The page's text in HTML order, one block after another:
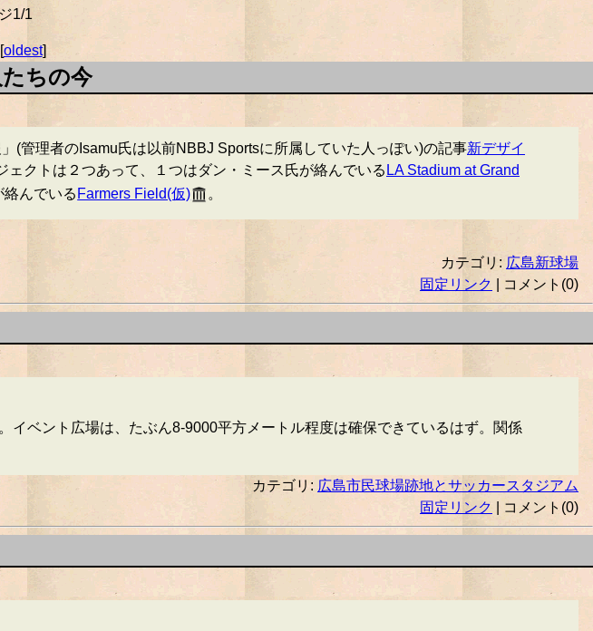
1/1
oldest]
ちの今
(管理者のIsamu氏は以前NBBJ Sportsに所属していた人っぽい)の記事新デザイ
クトは２つあって、１つはダン・ミース氏が絡んでいる LA Stadium at Grand
絡んでいる Farmers Field(仮) 。
カテゴリ: 広島新球場
固定リンク
| コメント(0)
ベント広場は、たぶん8-9000平方メートル程度は確保できているはず。関係
カテゴリ: 広島市民球場跡地とサッカースタジアム
固定リンク
| コメント(0)